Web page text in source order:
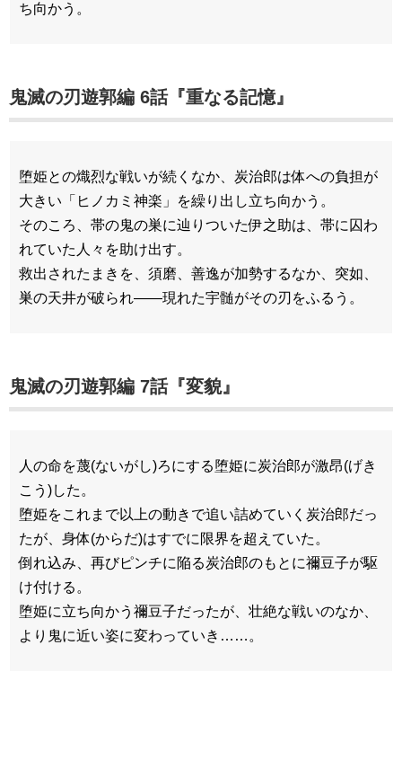
ち向かう。
鬼滅の刃遊郭編 6話『重なる記憶』
堕姫との熾烈な戦いが続くなか、炭治郎は体への負担が
大きい「ヒノカミ神楽」を繰り出し立ち向かう。
そのころ、帯の鬼の巣に辿りついた伊之助は、帯に囚わ
れていた人々を助け出す。
救出されたまきを、須磨、善逸が加勢するなか、突如、
巣の天井が破られ——現れた宇髄がその刃をふるう。
鬼滅の刃遊郭編 7話『変貌』
人の命を蔑(ないがし)ろにする堕姫に炭治郎が激昂(げき
こう)した。
堕姫をこれまで以上の動きで追い詰めていく炭治郎だっ
たが、身体(からだ)はすでに限界を超えていた。
倒れ込み、再びピンチに陥る炭治郎のもとに禰豆子が駆
け付ける。
堕姫に立ち向かう禰豆子だったが、壮絶な戦いのなか、
より鬼に近い姿に変わっていき……。